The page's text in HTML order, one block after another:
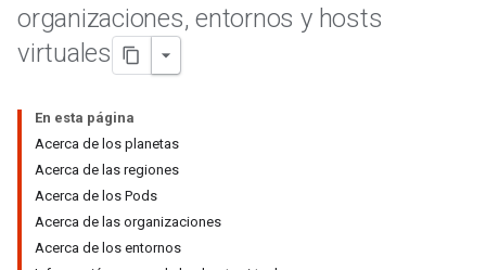
organizaciones, entornos y hosts
virtuales
En esta página
Acerca de los planetas
Acerca de las regiones
Acerca de los Pods
Acerca de las organizaciones
Acerca de los entornos